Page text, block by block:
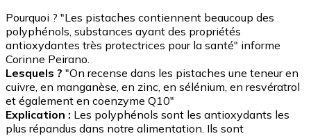
Pourquoi ? "Les pistaches contiennent beaucoup des
polyphénols, substances ayant des propriétés
antioxydantes très protectrices pour la santé" informe
Corinne Peirano.
Lesquels ? "On recense dans les pistaches une teneur en
cuivre, en manganèse, en zinc, en sélénium, en resvératrol
et également en coenzyme Q10"
Explication : Les polyphénols sont les antioxydants les
plus répandus dans notre alimentation. Ils sont